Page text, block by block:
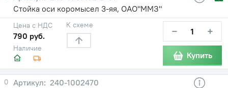
Стойка оси коромысел 3-яя, ОАО"ММЗ"
Наличие
Цена с НДС
790 руб.
К схеме − +
Купить
0
240-1002470